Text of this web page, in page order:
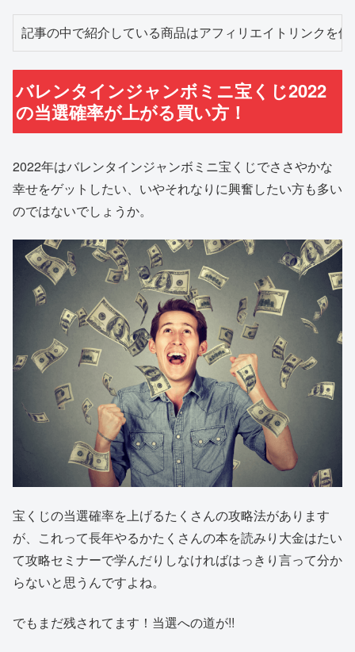
記事の中で紹介している商品はアフィリエイトリンクを
バレンタインジャンボミニ宝くじ2022
の当選確率が上がる買い方！
2022年はバレンタインジャンボミニ宝くじでささやかな
幸せをゲットしたい、いやそれなりに興奮したい方も多い
のではないでしょうか。
宝くじの当選確率を上げるたくさんの攻略法があります
が、これって長年やるかたくさんの本を読みり大金はたい
て攻略セミナーで学んだりしなければはっきり言って分か
らないと思うんですよね。
でもまだ残されてます！当選への道が!!